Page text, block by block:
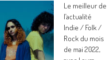
Le meilleur de
l’actualité
Indie / Folk /
Rock du mois
de mai 2022,